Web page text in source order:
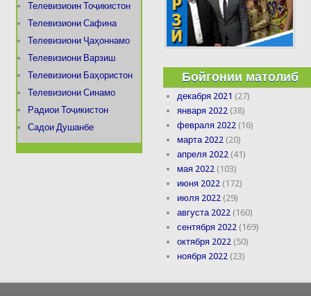
Телевизиоин Тоҷикистон
Телевизиони Сафина
Телевизиони Ҷаҳоннамо
Телевизиони Варзиш
Телевизиони Баҳористон
Телевизиони Синамо
Радиои Тоҷикистон
Садои Душанбе
Бойгонии матолиб
декабря 2021 (27)
января 2022 (38)
февраля 2022 (16)
марта 2022 (20)
апреля 2022 (41)
мая 2022 (103)
июня 2022 (172)
июля 2022 (29)
августа 2022 (160)
сентября 2022 (169)
октября 2022 (50)
ноября 2022 (23)